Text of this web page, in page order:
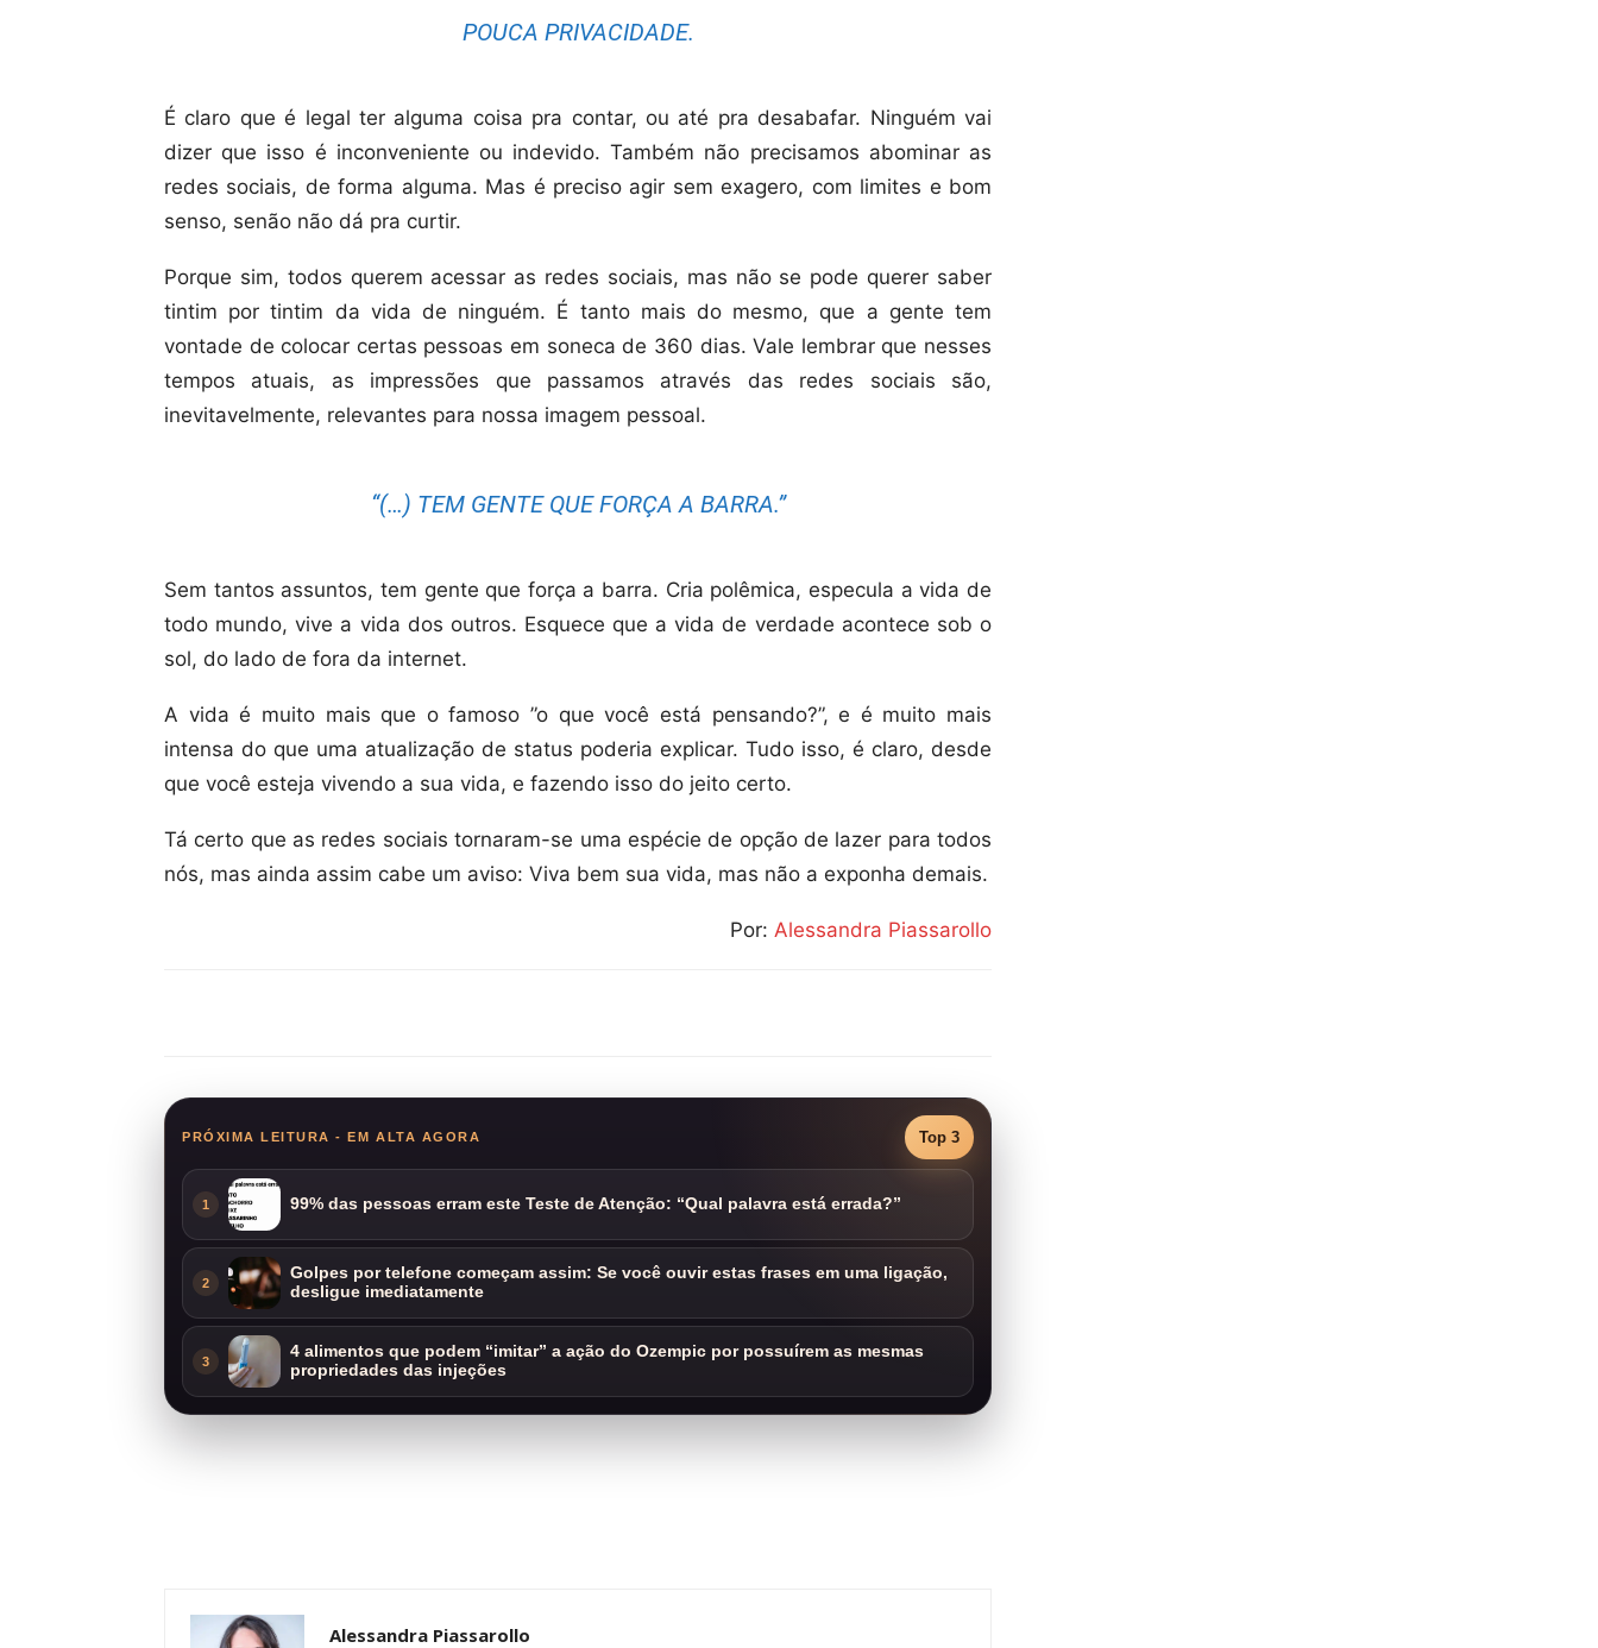
POUCA PRIVACIDADE.
É claro que é legal ter alguma coisa pra contar, ou até pra desabafar. Ninguém vai
dizer que isso é inconveniente ou indevido. Também não precisamos abominar as
redes sociais, de forma alguma. Mas é preciso agir sem exagero, com limites e bom
senso, senão não dá pra curtir.
Porque sim, todos querem acessar as redes sociais, mas não se pode querer saber
tintim por tintim da vida de ninguém. É tanto mais do mesmo, que a gente tem
vontade de colocar certas pessoas em soneca de 360 dias. Vale lembrar que nesses
tempos atuais, as impressões que passamos através das redes sociais são,
inevitavelmente, relevantes para nossa imagem pessoal.
“(…) TEM GENTE QUE FORÇA A BARRA.”
Sem tantos assuntos, tem gente que força a barra. Cria polêmica, especula a vida de
todo mundo, vive a vida dos outros. Esquece que a vida de verdade acontece sob o
sol, do lado de fora da internet.
A vida é muito mais que o famoso ”o que você está pensando?”, e é muito mais
intensa do que uma atualização de status poderia explicar. Tudo isso, é claro, desde
que você esteja vivendo a sua vida, e fazendo isso do jeito certo.
Tá certo que as redes sociais tornaram-se uma espécie de opção de lazer para todos
nós, mas ainda assim cabe um aviso: Viva bem sua vida, mas não a exponha demais.
Por: Alessandra Piassarollo
PRÓXIMA LEITURA - EM ALTA AGORA Top 3
1 99% das pessoas erram este Teste de Atenção: “Qual palavra está errada?”
2
Golpes por telefone começam assim: Se você ouvir estas frases em uma ligação,
desligue imediatamente
3
4 alimentos que podem “imitar” a ação do Ozempic por possuírem as mesmas
propriedades das injeções
Alessandra Piassarollo